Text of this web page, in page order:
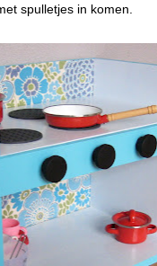
spulletjes in komen.